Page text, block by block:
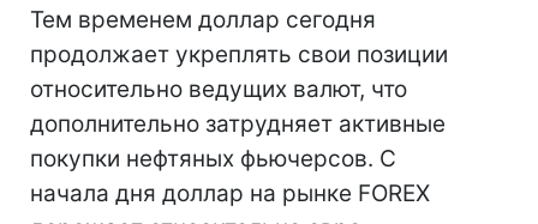
Тем временем доллар сегодня
продолжает укреплять свои позиции
относительно ведущих валют, что
дополнительно затрудняет активные
покупки нефтяных фьючерсов. С
начала дня доллар на рынке FOREX